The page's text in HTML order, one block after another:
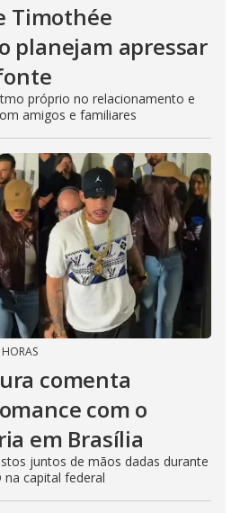
Timothée
planejam apressar
próprio no relacionamento e
amigos e familiares
comenta
com o
em Brasília
juntos de mãos dadas durante
na capital federal